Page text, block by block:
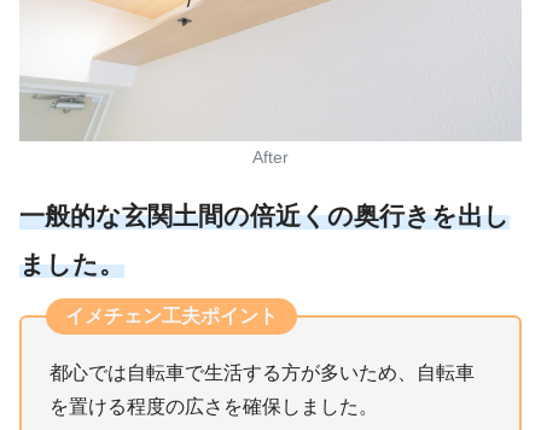
After
一般的な玄関土間の倍近くの奥行きを出し
ました。
イメチェン工夫ポイント
都心では自転車で生活する方が多いため、自転車
を置ける程度の広さを確保しました。